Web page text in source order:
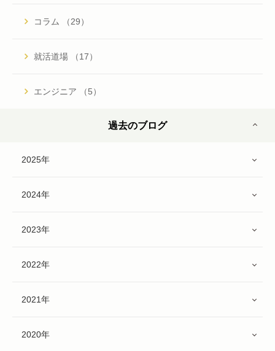
コラム （29）
就活道場 （17）
エンジニア （5）
過去のブログ
2025年
2024年
2023年
2022年
2021年
2020年